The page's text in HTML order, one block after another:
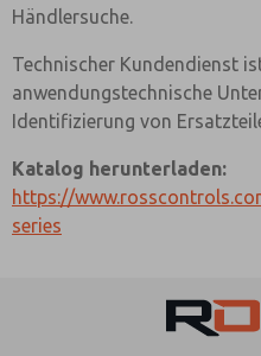
Händlersuche.
Technischer Kundendienst
anwendungstechnische
Identifizierung von
Katalog herunterladen:
https://
series